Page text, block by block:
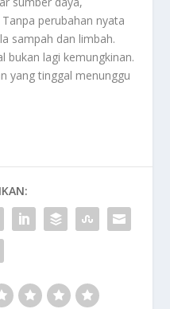
perubahan nyata
sampah dan limbah.
bukan lagi kemungkinan.
yang tinggal menunggu